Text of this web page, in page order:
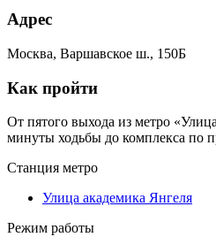
Адрес
Москва, Варшавское ш., 150Б
Как пройти
От пятого выхода из метро
минуты ходьбы до комплекса по
Станция метро
Улица академика Янгеля
Режим работы